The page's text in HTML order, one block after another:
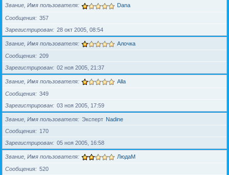
Звание, Имя пользователя Dana
Сообщения
357
Зарегистрирован
28 окт 2005, 08:54
Звание, Имя пользователя Алочка
Сообщения
209
Зарегистрирован
02 ноя 2005, 21:37
Звание, Имя пользователя Alla
Сообщения
349
Зарегистрирован
03 ноя 2005, 17:59
Звание, Имя пользователя Эксперт Nadine
Сообщения
170
Зарегистрирован
05 ноя 2005, 16:58
Звание, Имя пользователя ЛюдаМ
Сообщения
520